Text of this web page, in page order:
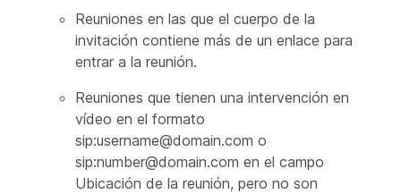
Reuniones en las que el cuerpo de la
invitación contiene más de un enlace para
entrar a la reunión.
Reuniones que tienen una intervención en
vídeo en el formato
sip:username@domain.com o
sip:number@domain.com en el campo
Ubicación de la reunión, pero no son